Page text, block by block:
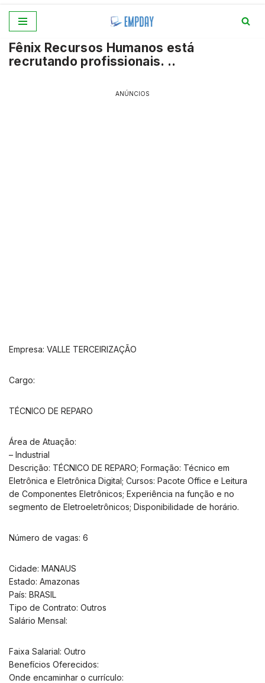
para
o
Fênix Recursos Humanos está
recrutando profissionais. ..
ANÚNCIOS
Empresa: VALLE TERCEIRIZAÇÃO
Cargo:
TÉCNICO DE REPARO
Área de Atuação:
– Industrial
Descrição: TÉCNICO DE REPARO; Formação: Técnico em
Eletrônica e Eletrônica Digital; Cursos: Pacote Office e Leitura
de Componentes Eletrônicos; Experiência na função e no
segmento de Eletroeletrônicos; Disponibilidade de horário.
Número de vagas: 6
Cidade: MANAUS
Estado: Amazonas
País: BRASIL
Tipo de Contrato: Outros
Salário Mensal:
Faixa Salarial: Outro
Benefícios Oferecidos:
Onde encaminhar o currículo: